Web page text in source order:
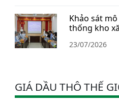
Khảo sát
thống kho
xây dựng
trữ năng
23/07/2026
GIÁ DẦU THÔ THẾ